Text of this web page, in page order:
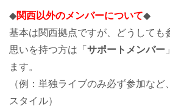
◆関西以外のメンバーについて◆
基本は関西拠点ですが、どうしても
思いを持つ方は「 サポートメンバー
ます。
（例：単独ライブのみ必ず参加な
スタイル）